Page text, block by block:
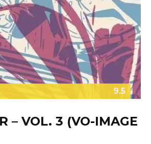
9.5
– VOL. 3 (VO-IMAGE